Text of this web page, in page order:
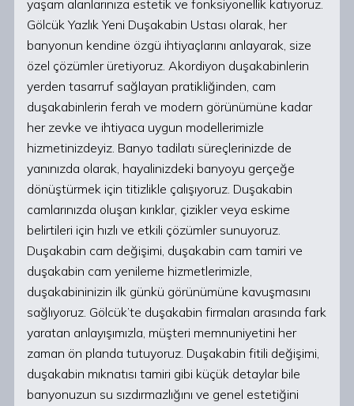
yaşam alanlarınıza estetik ve fonksiyonellik katıyoruz.
Gölcük Yazlık Yeni Duşakabin Ustası olarak, her
banyonun kendine özgü ihtiyaçlarını anlayarak, size
özel çözümler üretiyoruz. Akordiyon duşakabinlerin
yerden tasarruf sağlayan pratikliğinden, cam
duşakabinlerin ferah ve modern görünümüne kadar
her zevke ve ihtiyaca uygun modellerimizle
hizmetinizdeyiz. Banyo tadilatı süreçlerinizde de
yanınızda olarak, hayalinizdeki banyoyu gerçeğe
dönüştürmek için titizlikle çalışıyoruz. Duşakabin
camlarınızda oluşan kırıklar, çizikler veya eskime
belirtileri için hızlı ve etkili çözümler sunuyoruz.
Duşakabin cam değişimi, duşakabin cam tamiri ve
duşakabin cam yenileme hizmetlerimizle,
duşakabininizin ilk günkü görünümüne kavuşmasını
sağlıyoruz. Gölcük’te duşakabin firmaları arasında fark
yaratan anlayışımızla, müşteri memnuniyetini her
zaman ön planda tutuyoruz. Duşakabin fitili değişimi,
duşakabin mıknatısı tamiri gibi küçük detaylar bile
banyonuzun su sızdırmazlığını ve genel estetiğini